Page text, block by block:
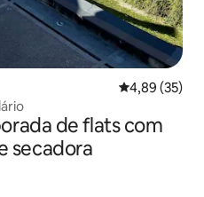
4,89 de uma
4,89 (35)
de flats com
secadora